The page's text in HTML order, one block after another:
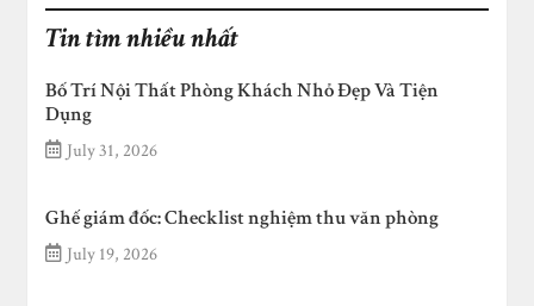
Tin tìm nhiều nhất
Bố Trí Nội Thất Phòng Khách Nhỏ Đẹp Và Tiện
Dụng
July 31, 2026
Ghế giám đốc: Checklist nghiệm thu văn phòng
July 19, 2026